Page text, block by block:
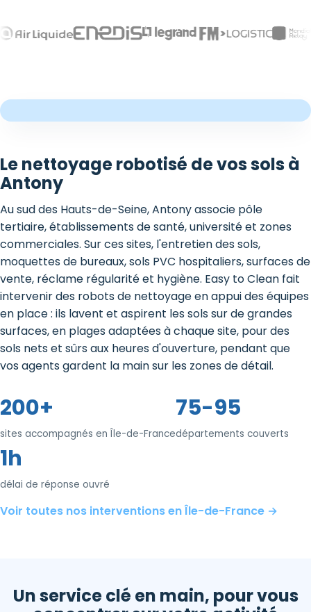
Le nettoyage robotisé de vos sols à
Antony
Au sud des Hauts-de-Seine, Antony associe pôle
tertiaire, établissements de santé, université et zones
commerciales. Sur ces sites, l'entretien des sols,
moquettes de bureaux, sols PVC hospitaliers, surfaces de
vente, réclame régularité et hygiène. Easy to Clean fait
intervenir des robots de nettoyage en appui des équipes
en place : ils lavent et aspirent les sols sur de grandes
surfaces, en plages adaptées à chaque site, pour des
sols nets et sûrs aux heures d'ouverture, pendant que
vos agents gardent la main sur les zones de détail.
200+
sites accompagnés en Île-de-France
75-95
départements couverts
1h
délai de réponse ouvré
Voir toutes nos interventions en Île-de-France →
Un service clé en main, pour vous